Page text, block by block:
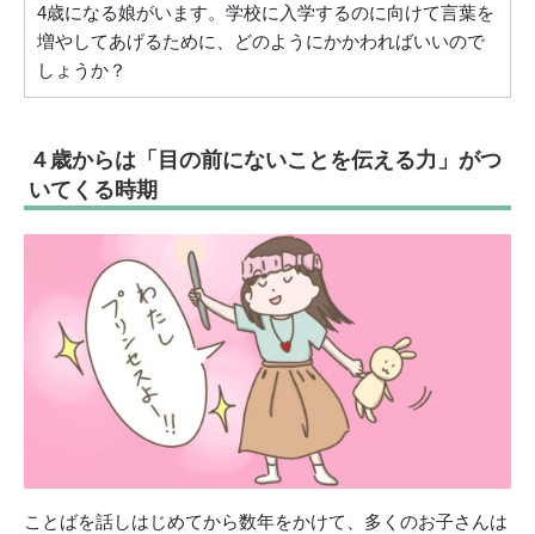
4歳になる娘がいます。学校に入学するのに向けて言葉を
増やしてあげるために、どのようにかかわればいいので
しょうか？
４歳からは「目の前にないことを伝える力」がつ
いてくる時期
ことばを話しはじめてから数年をかけて、多くのお子さんは